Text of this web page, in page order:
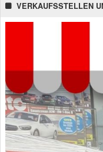
VERKAUFSSTELLEN